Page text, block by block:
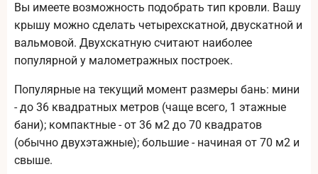
Вы имеете возможность подобрать тип кровли. Вашу
крышу можно сделать четырехскатной, двускатной и
вальмовой. Двухскатную считают наиболее
популярной у малометражных построек.
Популярные на текущий момент размеры бань: мини
- до 36 квадратных метров (чаще всего, 1 этажные
бани); компактные - от 36 м2 до 70 квадратов
(обычно двухэтажные); большие - начиная от 70 м2 и
свыше.